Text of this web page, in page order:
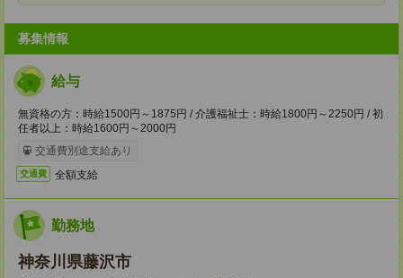
募集情報
給与
無資格の方：時給1500円～1875円 / 介護福祉士：時給1800円～2250円 / 初
任者以上：時給1600円～2000円
交通費別途支給あり
交通費 全額支給
勤務地
神奈川県藤沢市